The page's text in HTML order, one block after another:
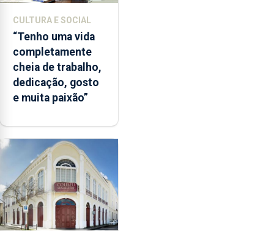
CULTURA E SOCIAL
“Tenho uma vida
completamente
cheia de trabalho,
dedicação, gosto
e muita paixão”